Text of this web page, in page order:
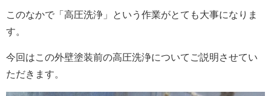
このなかで「高圧洗浄」という作業がとても大事になりま
す。
今回はこの外壁塗装前の高圧洗浄についてご説明させてい
ただきます。